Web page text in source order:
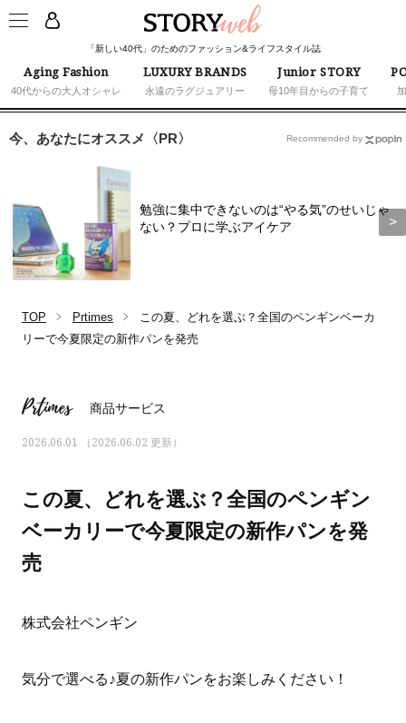
「新しい40代」のためのファッション&ライフスタイル誌
Aging Fashion
40代からの大人オシャレ
LUXURY BRANDS
永遠のラグジュアリー
Junior STORY
母10年目からの子育て
今、あなたにオススメ〈PR〉
勉強に集中できないのは“やる気”のせいじゃ
ない？プロに学ぶアイケア
Recommended by
TOP Prtimes
この夏、どれを選ぶ？全国のペンギンベーカ
リーで今夏限定の新作パンを発売
Prtimes 商品サービス
2026.06.01 （2026.06.02 更新）
この夏、どれを選ぶ？全国のペンギン
ベーカリーで今夏限定の新作パンを発
売
株式会社ペンギン
気分で選べる♪夏の新作パンをお楽しみください！